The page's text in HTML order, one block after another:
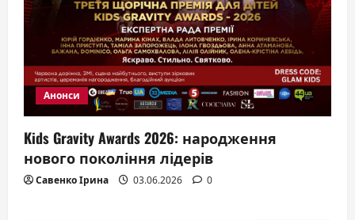
Анонси
Kids Gravity Awards 2026: народження
нового покоління лідерів
Савенко Ірина 03.06.2026 0